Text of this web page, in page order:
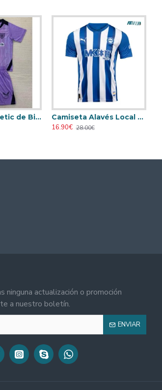
Camiseta Athletic de Bilbao 2024/2025 Alternativo Niño Kit
Camiseta Alavés Local 2025/2026 Azul/Blanco con Parche La Liga
16.90€ 28.00€
ninguna actualización o promoción
a nuestro boletín.
ENVIAR